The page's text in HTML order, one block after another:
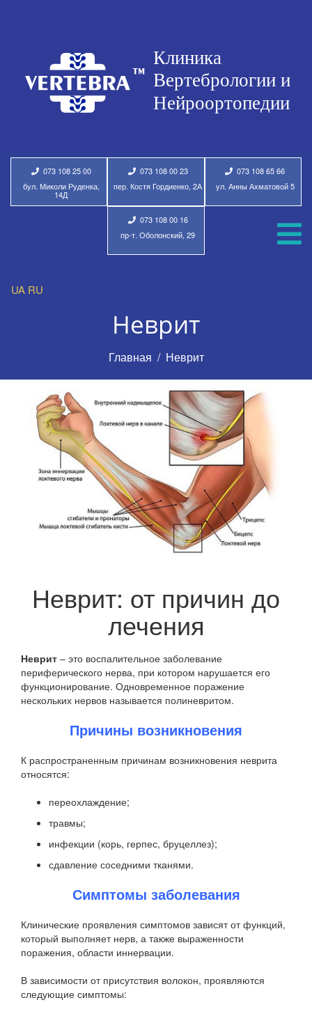
073 108 25 00
бул. Миколи Руденка,
14Д
073 108 00 23
пер. Костя Гордиенко, 2А
073 108 65 66
ул. Анны Ахматовой 5
073 108 00 16
пр-т. Оболонский, 29
UA RU
Неврит
Главная Неврит
Неврит: от причин до
лечения
Неврит – это воспалительное заболевание
периферического нерва, при котором нарушается его
функционирование. Одновременное поражение
нескольких нервов называется полиневритом.
Причины возникновения
К распространенным причинам возникновения неврита
относятся:
переохлаждение;
травмы;
инфекции (корь, герпес, бруцеллез);
сдавление соседними тканями.
Симптомы заболевания
Клинические проявления симптомов зависят от функций,
который выполняет нерв, а также выраженности
поражения, области иннервации.
В зависимости от присутствия волокон, проявляются
следующие симптомы: